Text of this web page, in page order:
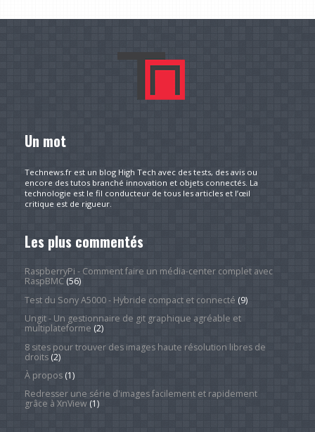
Un mot
Technews.fr est un blog High Tech avec des tests, des avis ou
encore des tutos branché innovation et objets connectés. La
technologie est le fil conducteur de tous les articles et l’œil
critique est de rigueur.
Les plus commentés
RaspberryPi - Comment faire un média-center complet avec
RaspBMC(56)
Test du Sony A5000 - Hybride compact et connecté (9)
Ungit - Un gestionnaire de git graphique agréable et
multiplateforme (2)
8 sites pour trouver des images haute résolution libres de
droits(2)
À propos(1)
Redresser une série d'images facilement et rapidement
grâce à XnView(1)